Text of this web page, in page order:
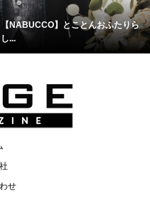
【NABUCCO】とことんおふたりら
し...
せ